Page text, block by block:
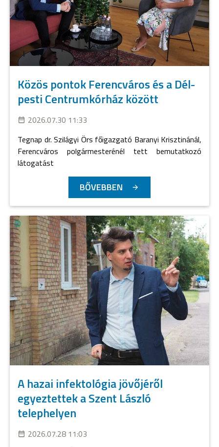
Közös pontok Ferencváros és a Dél-
pesti Centrumkórház között
2026.07.30 11:33
Tegnap dr. Szilágyi Örs főigazgató Baranyi Krisztinánál,
Ferencváros polgármesterénél tett bemutatkozó
látogatást
BŐVEBBEN
A hazai infektológia jövőjéről
egyeztettek a Szent László
telephelyen
2026.07.28 11:03